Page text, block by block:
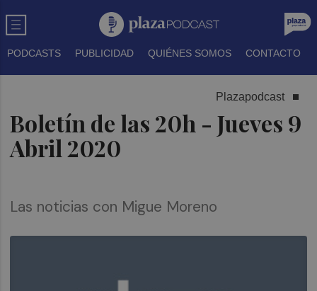
PODCASTS PUBLICIDAD QUIÉNES SOMOS CONTACTO
Plazapodcast
Boletín de las 20h - Jueves 9
Abril 2020
Las noticias con Migue Moreno